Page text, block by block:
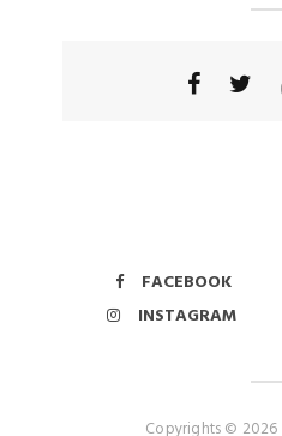
FACEBOOK
INSTAGRAM
Copyrights © 2026